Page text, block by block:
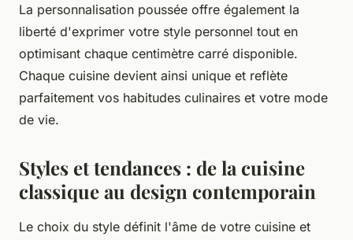
La personnalisation poussée offre également la
liberté d'exprimer votre style personnel tout en
optimisant chaque centimètre carré disponible.
Chaque cuisine devient ainsi unique et reflète
parfaitement vos habitudes culinaires et votre mode
de vie.
Styles et tendances : de la cuisine
classique au design contemporain
Le choix du style définit l'âme de votre cuisine et